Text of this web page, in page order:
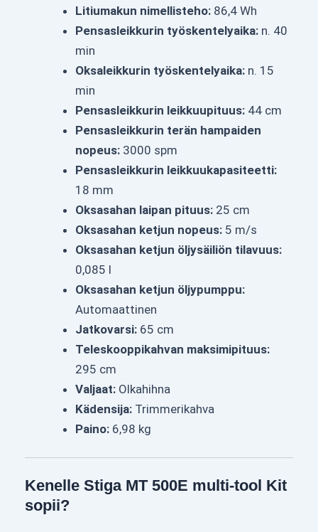
Litiumakun nimellisteho: 86,4 Wh
Pensasleikkurin työskentelyaika: n. 40
min
Oksaleikkurin työskentelyaika: n. 15
min
Pensasleikkurin leikkuupituus: 44 cm
Pensasleikkurin terän hampaiden
nopeus: 3000 spm
Pensasleikkurin leikkuukapasiteetti:
18 mm
Oksasahan laipan pituus: 25 cm
Oksasahan ketjun nopeus: 5 m/s
Oksasahan ketjun öljysäiliön tilavuus:
0,085 l
Oksasahan ketjun öljypumppu:
Automaattinen
Jatkovarsi: 65 cm
Teleskooppikahvan maksimipituus:
295 cm
Valjaat: Olkahihna
Kädensija: Trimmerikahva
Paino: 6,98 kg
Kenelle Stiga MT 500E multi-tool Kit
sopii?